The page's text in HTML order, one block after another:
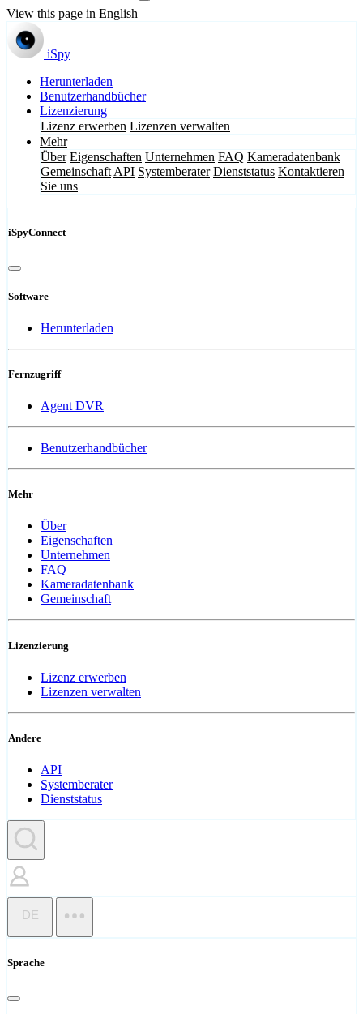
View this page in English
iSpy
Herunterladen
Benutzerhandbücher
Lizenzierung
Lizenz erwerben Lizenzen verwalten
Mehr
Über Eigenschaften Unternehmen FAQ Kameradatenbank
Gemeinschaft API Systemberater Dienststatus Kontaktieren
Sie uns
iSpyConnect
Software
Herunterladen
Fernzugriff
Agent DVR
Benutzerhandbücher
Mehr
Über
Eigenschaften
Unternehmen
FAQ
Kameradatenbank
Gemeinschaft
Lizenzierung
Lizenz erwerben
Lizenzen verwalten
Andere
API
Systemberater
Dienststatus
DE
Sprache